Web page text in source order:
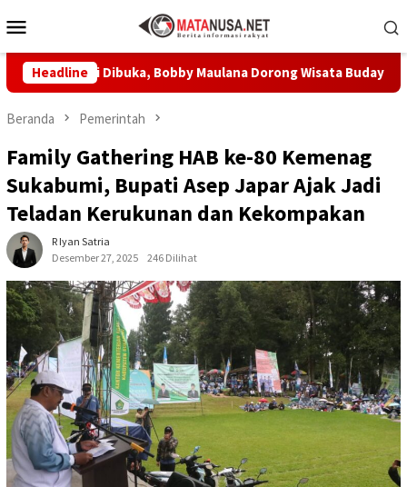
ke
Mobile
Headline
Dibuka, Bobby Maulana Dorong Wisata Budaya Kota
Beranda Pemerintah
Family Gathering HAB ke-80 Kemenag
Sukabumi, Bupati Asep Japar Ajak Jadi
Teladan Kerukunan dan Kekompakan
R Iyan Satria
Desember 27, 2025
246 Dilihat